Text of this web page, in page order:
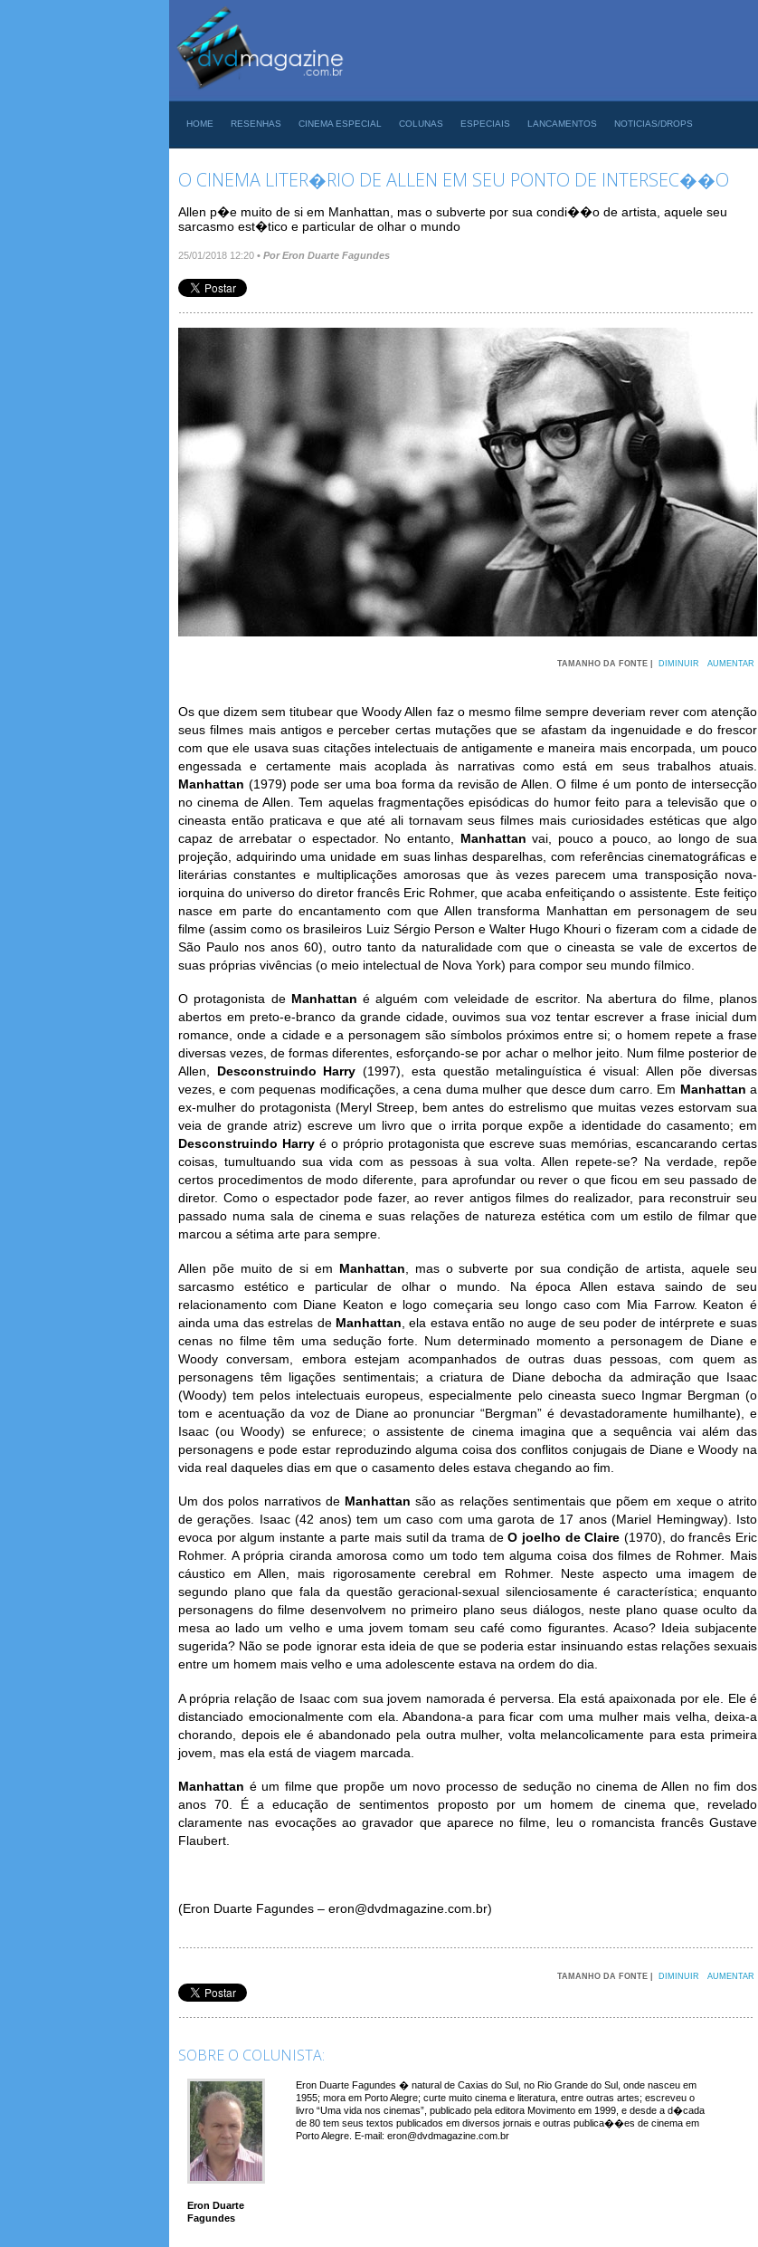
HOME RESENHAS CINEMA ESPECIAL COLUNAS ESPECIAIS LANCAMENTOS NOTICIAS/DROPS
O CINEMA LITER�RIO DE ALLEN EM SEU PONTO DE INTERSEC��O
Allen p�e muito de si em Manhattan, mas o subverte por sua condi��o de artista, aquele seu
sarcasmo est�tico e particular de olhar o mundo
25/01/2018 12:20 • Por Eron Duarte Fagundes
TAMANHO DA FONTE | DIMINUIR AUMENTAR
Os que dizem sem titubear que Woody Allen faz o mesmo filme sempre deveriam rever com atenção
seus filmes mais antigos e perceber certas mutações que se afastam da ingenuidade e do frescor
com que ele usava suas citações intelectuais de antigamente e maneira mais encorpada, um pouco
engessada e certamente mais acoplada às narrativas como está em seus trabalhos atuais.
Manhattan (1979) pode ser uma boa forma da revisão de Allen. O filme é um ponto de intersecção
no cinema de Allen. Tem aquelas fragmentações episódicas do humor feito para a televisão que o
cineasta então praticava e que até ali tornavam seus filmes mais curiosidades estéticas que algo
capaz de arrebatar o espectador. No entanto, Manhattanvai, pouco a pouco, ao longo de sua
projeção, adquirindo uma unidade em suas linhas desparelhas, com referências cinematográficas e
literárias constantes e multiplicações amorosas que às vezes parecem uma transposição nova-
iorquina do universo do diretor francês Eric Rohmer, que acaba enfeitiçando o assistente. Este feitiço
nasce em parte do encantamento com que Allen transforma Manhattan em personagem de seu
filme (assim como os brasileiros Luiz Sérgio Person e Walter Hugo Khouri o fizeram com a cidade de
São Paulo nos anos 60), outro tanto da naturalidade com que o cineasta se vale de excertos de
suas próprias vivências (o meio intelectual de Nova York) para compor seu mundo fílmico.
O protagonista de Manhattané alguém com veleidade de escritor. Na abertura do filme, planos
abertos em preto-e-branco da grande cidade, ouvimos sua voz tentar escrever a frase inicial dum
romance, onde a cidade e a personagem são símbolos próximos entre si; o homem repete a frase
diversas vezes, de formas diferentes, esforçando-se por achar o melhor jeito. Num filme posterior de
Allen, Desconstruindo Harry(1997), esta questão metalinguística é visual: Allen põe diversas
vezes, e com pequenas modificações, a cena duma mulher que desce dum carro. Em Manhattana
ex-mulher do protagonista (Meryl Streep, bem antes do estrelismo que muitas vezes estorvam sua
veia de grande atriz) escreve um livro que o irrita porque expõe a identidade do casamento; em
Desconstruindo Harry é o próprio protagonista que escreve suas memórias, escancarando certas
coisas, tumultuando sua vida com as pessoas à sua volta. Allen repete-se? Na verdade, repõe
certos procedimentos de modo diferente, para aprofundar ou rever o que ficou em seu passado de
diretor. Como o espectador pode fazer, ao rever antigos filmes do realizador, para reconstruir seu
passado numa sala de cinema e suas relações de natureza estética com um estilo de filmar que
marcou a sétima arte para sempre.
Allen põe muito de si em Manhattan , mas o subverte por sua condição de artista, aquele seu
sarcasmo estético e particular de olhar o mundo. Na época Allen estava saindo de seu
relacionamento com Diane Keaton e logo começaria seu longo caso com Mia Farrow. Keaton é
ainda uma das estrelas de Manhattan , ela estava então no auge de seu poder de intérprete e suas
cenas no filme têm uma sedução forte. Num determinado momento a personagem de Diane e
Woody conversam, embora estejam acompanhados de outras duas pessoas, com quem as
personagens têm ligações sentimentais; a criatura de Diane debocha da admiração que Isaac
(Woody) tem pelos intelectuais europeus, especialmente pelo cineasta sueco Ingmar Bergman (o
tom e acentuação da voz de Diane ao pronunciar “Bergman” é devastadoramente humilhante), e
Isaac (ou Woody) se enfurece; o assistente de cinema imagina que a sequência vai além das
personagens e pode estar reproduzindo alguma coisa dos conflitos conjugais de Diane e Woody na
vida real daqueles dias em que o casamento deles estava chegando ao fim.
Um dos polos narrativos de Manhattansão as relações sentimentais que põem em xeque o atrito
de gerações. Isaac (42 anos) tem um caso com uma garota de 17 anos (Mariel Hemingway). Isto
evoca por algum instante a parte mais sutil da trama deO joelho de Claire(1970), do francês Eric
Rohmer. A própria ciranda amorosa como um todo tem alguma coisa dos filmes de Rohmer. Mais
cáustico em Allen, mais rigorosamente cerebral em Rohmer. Neste aspecto uma imagem de
segundo plano que fala da questão geracional-sexual silenciosamente é característica; enquanto
personagens do filme desenvolvem no primeiro plano seus diálogos, neste plano quase oculto da
mesa ao lado um velho e uma jovem tomam seu café como figurantes. Acaso? Ideia subjacente
sugerida? Não se pode ignorar esta ideia de que se poderia estar insinuando estas relações sexuais
entre um homem mais velho e uma adolescente estava na ordem do dia.
A própria relação de Isaac com sua jovem namorada é perversa. Ela está apaixonada por ele. Ele é
distanciado emocionalmente com ela. Abandona-a para ficar com uma mulher mais velha, deixa-a
chorando, depois ele é abandonado pela outra mulher, volta melancolicamente para esta primeira
jovem, mas ela está de viagem marcada.
Manhattan é um filme que propõe um novo processo de sedução no cinema de Allen no fim dos
anos 70. É a educação de sentimentos proposto por um homem de cinema que, revelado
claramente nas evocações ao gravador que aparece no filme, leu o romancista francês Gustave
Flaubert.
(Eron Duarte Fagundes – eron@dvdmagazine.com.br)
TAMANHO DA FONTE | DIMINUIR AUMENTAR
SOBRE O COLUNISTA:
Eron Duarte
Fagundes
Eron Duarte Fagundes � natural de Caxias do Sul, no Rio Grande do Sul, onde nasceu em
1955; mora em Porto Alegre; curte muito cinema e literatura, entre outras artes; escreveu o
livro “Uma vida nos cinemas”, publicado pela editora Movimento em 1999, e desde a d�cada
de 80 tem seus textos publicados em diversos jornais e outras publica��es de cinema em
Porto Alegre. E-mail: eron@dvdmagazine.com.br